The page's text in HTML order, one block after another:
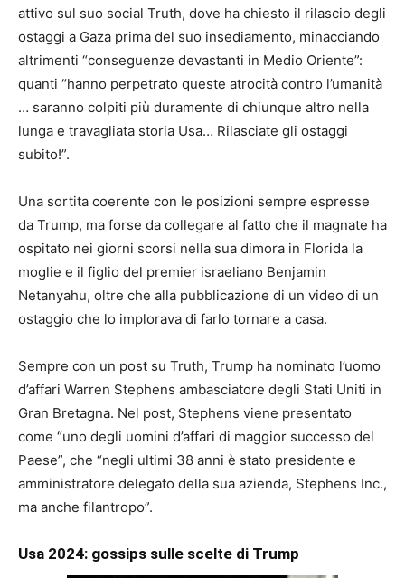
attivo sul suo social Truth, dove ha chiesto il rilascio degli
ostaggi a Gaza prima del suo insediamento, minacciando
altrimenti “conseguenze devastanti in Medio Oriente”:
quanti “hanno perpetrato queste atrocità contro l’umanità
… saranno colpiti più duramente di chiunque altro nella
lunga e travagliata storia Usa… Rilasciate gli ostaggi
subito!”.
Una sortita coerente con le posizioni sempre espresse
da Trump, ma forse da collegare al fatto che il magnate ha
ospitato nei giorni scorsi nella sua dimora in Florida la
moglie e il figlio del premier israeliano Benjamin
Netanyahu, oltre che alla pubblicazione di un video di un
ostaggio che lo implorava di farlo tornare a casa.
Sempre con un post su Truth, Trump ha nominato l’uomo
d’affari Warren Stephens ambasciatore degli Stati Uniti in
Gran Bretagna. Nel post, Stephens viene presentato
come “uno degli uomini d’affari di maggior successo del
Paese”, che “negli ultimi 38 anni è stato presidente e
amministratore delegato della sua azienda, Stephens Inc.,
ma anche filantropo”.
Usa 2024: gossips sulle scelte di Trump